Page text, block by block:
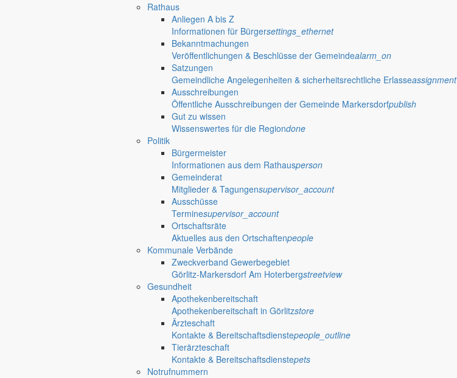
Rathaus
Anliegen A bis Z
Informationen für Bürgersettings_ethernet
Bekanntmachungen
Veröffentlichungen & Beschlüsse der Gemeindealarm_on
Satzungen
Gemeindliche Angelegenheiten & sicherheitsrechtliche Erlasseassignment
Ausschreibungen
Öffentliche Ausschreibungen der Gemeinde Markersdorfpublish
Gut zu wissen
Wissenswertes für die Regiondone
Politik
Bürgermeister
Informationen aus dem Rathausperson
Gemeinderat
Mitglieder & Tagungensupervisor_account
Ausschüsse
Terminesupervisor_account
Ortschaftsräte
Aktuelles aus den Ortschaftenpeople
Kommunale Verbände
Zweckverband Gewerbegebiet
Görlitz-Markersdorf Am Hoterbergstreetview
Gesundheit
Apothekenbereitschaft
Apothekenbereitschaft in Görlitzstore
Ärzteschaft
Kontakte & Bereitschaftsdienstepeople_outline
Tierärzteschaft
Kontakte & Bereitschaftsdienstepets
Notrufnummern